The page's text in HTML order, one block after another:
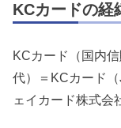
KCカードの経
KCカード（国内
代）＝KCカード
ェイカード株式会